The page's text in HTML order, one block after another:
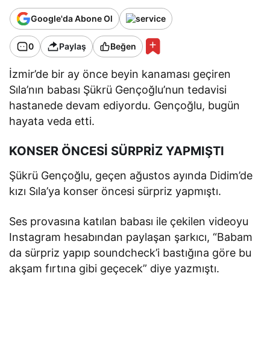
Google'da Abone Ol
0 Paylaş Beğen
İzmir’de bir ay önce beyin kanaması geçiren
Sıla’nın babası Şükrü Gençoğlu’nun tedavisi
hastanede devam ediyordu. Gençoğlu, bugün
hayata veda etti.
KONSER ÖNCESİ SÜRPRİZ YAPMIŞTI
Şükrü Gençoğlu, geçen ağustos ayında Didim’de
kızı Sıla’ya konser öncesi sürpriz yapmıştı.
Ses provasına katılan babası ile çekilen videoyu
Instagram hesabından paylaşan şarkıcı, “Babam
da sürpriz yapıp soundcheck’i bastığına göre bu
akşam fırtına gibi geçecek” diye yazmıştı.